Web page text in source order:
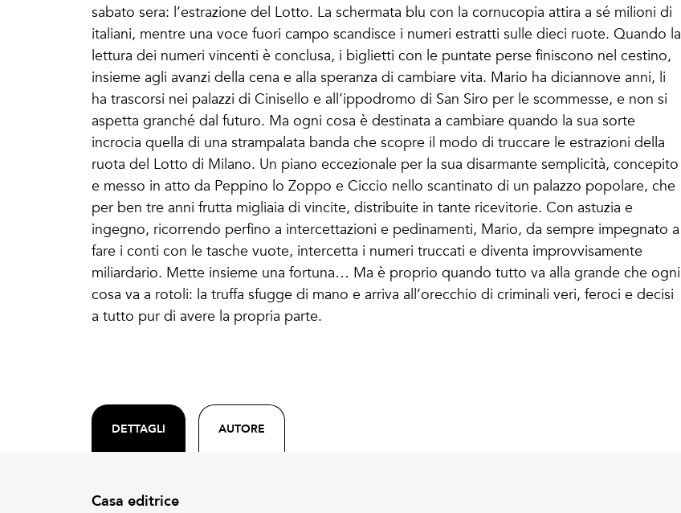
sabato sera: l’estrazione del Lotto. La schermata blu con la cornucopia attira a sé milioni di
italiani, mentre una voce fuori campo scandisce i numeri estratti sulle dieci ruote. Quando la
lettura dei numeri vincenti è conclusa, i biglietti con le puntate perse finiscono nel cestino,
insieme agli avanzi della cena e alla speranza di cambiare vita. Mario ha diciannove anni, li
ha trascorsi nei palazzi di Cinisello e all’ippodromo di San Siro per le scommesse, e non si
aspetta granché dal futuro. Ma ogni cosa è destinata a cambiare quando la sua sorte
incrocia quella di una strampalata banda che scopre il modo di truccare le estrazioni della
ruota del Lotto di Milano. Un piano eccezionale per la sua disarmante semplicità, concepito
e messo in atto da Peppino lo Zoppo e Ciccio nello scantinato di un palazzo popolare, che
per ben tre anni frutta migliaia di vincite, distribuite in tante ricevitorie. Con astuzia e
ingegno, ricorrendo perfino a intercettazioni e pedinamenti, Mario, da sempre impegnato a
fare i conti con le tasche vuote, intercetta i numeri truccati e diventa improvvisamente
miliardario. Mette insieme una fortuna… Ma è proprio quando tutto va alla grande che ogni
cosa va a rotoli: la truffa sfugge di mano e arriva all’orecchio di criminali veri, feroci e decisi
a tutto pur di avere la propria parte.
DETTAGLI AUTORE
Casa editrice